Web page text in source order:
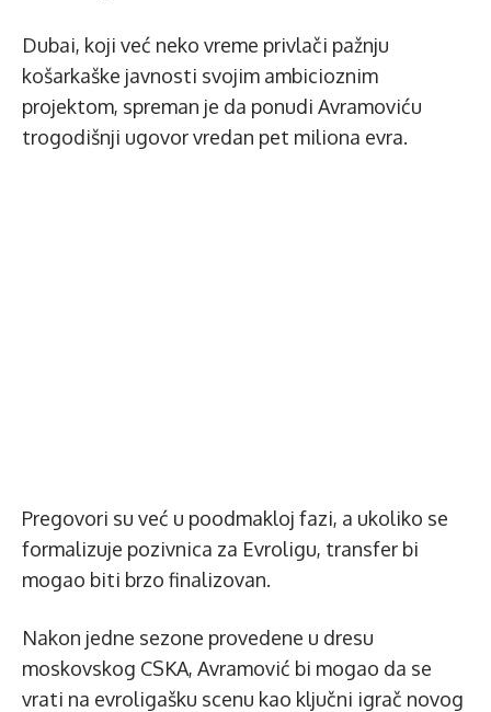
Dubai, koji već neko vreme privlači pažnju
košarkaške javnosti svojim ambicioznim
projektom, spreman je da ponudi Avramoviću
trogodišnji ugovor vredan pet miliona evra.
Pregovori su već u poodmakloj fazi, a ukoliko se
formalizuje pozivnica za Evroligu, transfer bi
mogao biti brzo finalizovan.
Nakon jedne sezone provedene u dresu
moskovskog CSKA, Avramović bi mogao da se
vrati na evroligašku scenu kao ključni igrač novog